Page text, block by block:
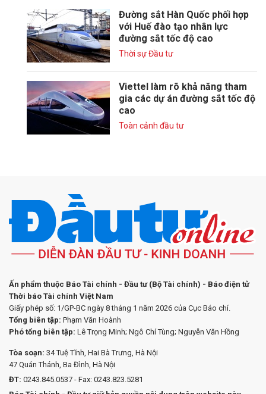
Đường sắt Hàn Quốc phối hợp
với Huế đào tạo nhân lực
đường sắt tốc độ cao
Thời sự Đầu tư
Viettel làm rõ khả năng tham
gia các dự án đường sắt tốc độ
cao
Toàn cảnh đầu tư
Ấn phẩm thuộc Báo Tài chính - Đầu tư (Bộ Tài chính) - Báo điện tử
Thời báo Tài chính Việt Nam
Giấy phép số: 1/GP-BC ngày 8 tháng 1 năm 2026 của Cục Báo chí.
Tổng biên tập: Phạm Văn Hoành
Phó tổng biên tập: Lê Trọng Minh; Ngô Chí Tùng; Nguyễn Văn Hồng
Tòa soạn: 34 Tuệ Tĩnh, Hai Bà Trưng, Hà Nội
47 Quán Thánh, Ba Đình, Hà Nội
ĐT: 0243.845.0537 - Fax: 0243.823.5281